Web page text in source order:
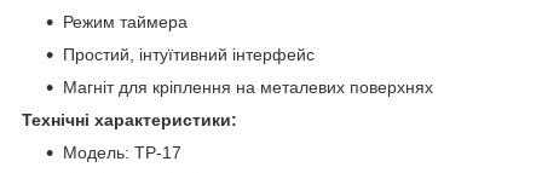
Режим таймера
Простий, інтуїтивний інтерфейс
Магніт для кріплення на металевих поверхнях
Технічні характеристики:
Модель: TP-17